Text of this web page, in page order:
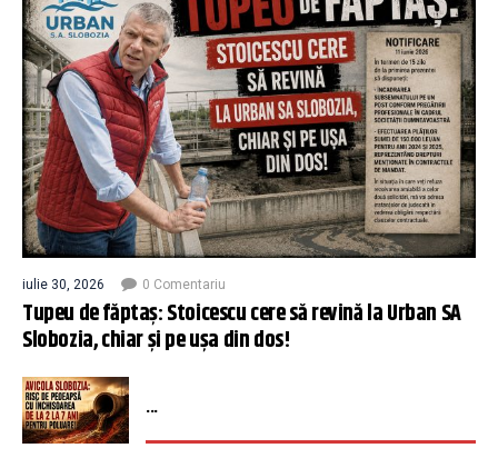
iulie 30, 2026 0 Comentariu
Tupeu de făptaș: Stoicescu cere să revină la Urban SA
Slobozia, chiar și pe ușa din dos!
...